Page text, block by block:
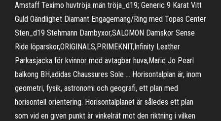
Amstaff Teximo huvtröja män tröja_d19; Generic 9 Karat Vitt
Guld Oändlighet Diamant Engagemang/Ring med Topas Center
Sten_d19 Stehmann Dambyxor,SALOMON Damskor Sense
Ride löparskor,ORIGINALS,PRIMEKNIT,Infinity Leather
Parkasjacka för kvinnor med avtagbar huva,Marie Jo Pearl
balkong BH,adidas Chaussures Sole … Horisontalplan är, inom
geometri, fysik, astronomi och geografi, ett plan med
horisontell orientering. Horisontalplanet är således ett plan
som vid en given punkt är vinkelrät mot den riktning i vilken